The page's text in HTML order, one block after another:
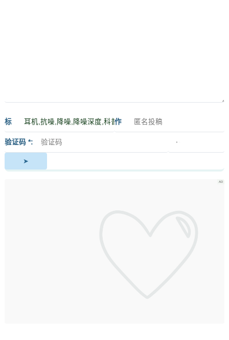
标
签
作
验证码 *